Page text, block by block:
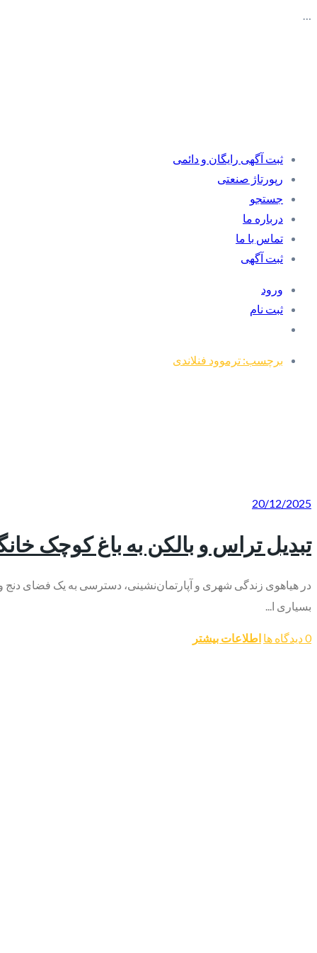
…
ثبت آگهی رایگان و دائمی
رپورتاژ صنعتی
جستجو
درباره ما
تماس با ما
ثبت آگهی
ورود
ثبت نام
برچسب: ترموود فنلاندی
20/12/2025
تبدیل تراس و بالکن به باغ کوچک
در هیاهوی زندگی شهری و آپارتمان‌نشینی، دسترسی به یک فضای دنج
بسیاری ا...
0 دیدگاه ها اطلاعات بیشتر